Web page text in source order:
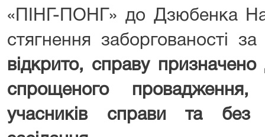
«ПІНГ-ПОНГ» до Дзюбенка
стягнення заборгованості
відкрито, справу
спрощеного
учасників справи та без